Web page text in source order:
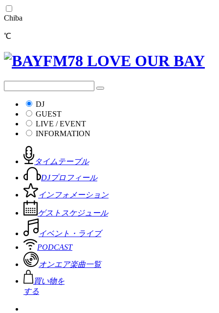
Chiba
℃
DJ
GUEST
LIVE / EVENT
INFORMATION
タイムテーブル
DJプロフィール
インフォメーション
ゲストスケジュール
イベント・ライブ
PODCAST
オンエア楽曲一覧
買い物を
する